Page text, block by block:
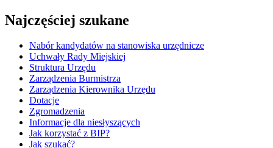
Najczęściej szukane
Nabór kandydatów na stanowiska urzędnicze
Uchwały Rady Miejskiej
Struktura Urzędu
Zarządzenia Burmistrza
Zarządzenia Kierownika Urzędu
Dotacje
Zgromadzenia
Informacje dla niesłyszących
Jak korzystać z BIP?
Jak szukać?